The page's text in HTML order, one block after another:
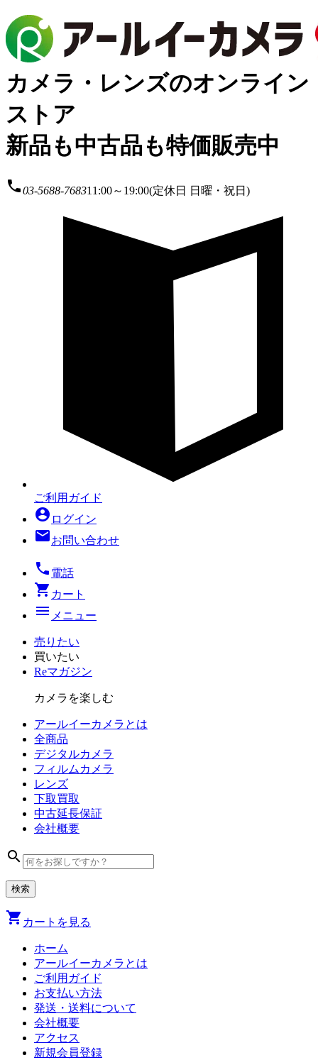
カメラ・レンズのオンライン
ストア
新品も中古品も特価販売中
local_phone03-5688-768311:00～19:00(定休日 日曜・祝日)
ご利用ガイド
account_circle ログイン
mailお問い合わせ
local_phone 電話
shopping_cart カート
menu メニュー
売りたい
買いたい
Reマガジン
カメラを楽しむ
アールイーカメラとは
全商品
デジタルカメラ
フィルム カメラ
レンズ
下取買取
中古延長保証
会社概要
search
shopping_cart カートを見る
ホーム
アールイーカメラとは
ご利用ガイド
お支払い方法
発送・送料について
会社概要
アクセス
新規会員登録